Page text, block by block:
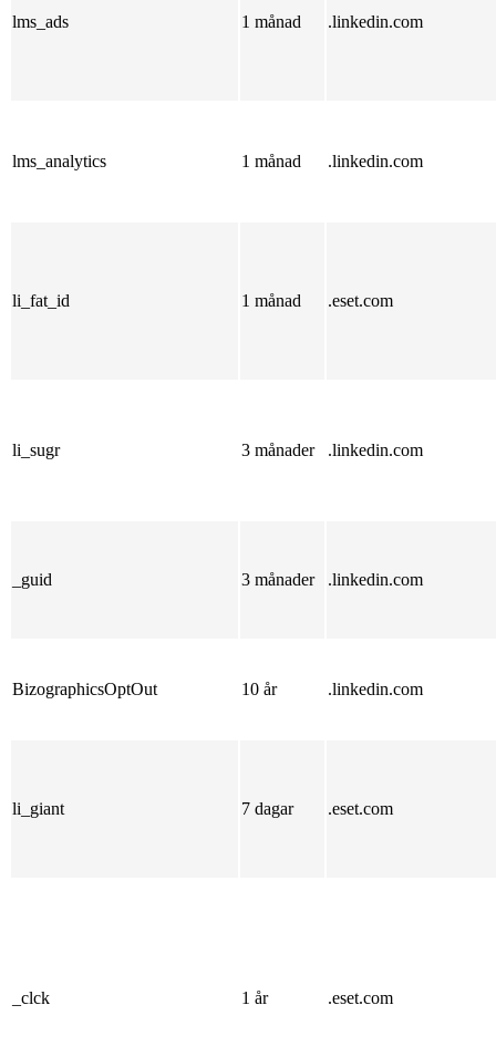
lms_ads 1 månad .linkedin.com
lms_analytics 1 månad .linkedin.com
li_fat_id 1 månad .eset.com
li_sugr 3 månader .linkedin.com
_guid 3 månader .linkedin.com
BizographicsOptOut 10 år .linkedin.com
li_giant 7 dagar .eset.com
_clck 1 år .eset.com